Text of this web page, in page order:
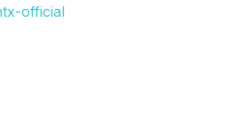
official